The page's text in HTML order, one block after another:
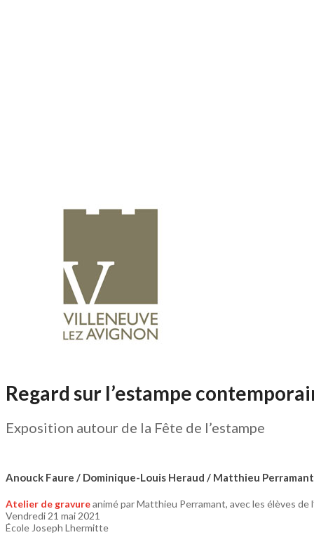
Regard sur l’estampe
Exposition autour de la Fête de l’estampe
Anouck Faure / Dominique-Louis Heraud / Matthieu
Atelier de gravureanimé par Matthieu Perramant, avec les élèves de
Vendredi 21 mai 2021
École Joseph Lhermitte